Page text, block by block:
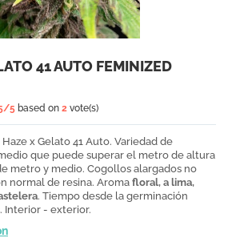
41 AUTO FEMINIZED
/5 based on 2 vote(s)
x Gelato 41 Auto. Variedad de
que puede superar el metro de altura
metro y medio. Cogollos alargados no
normal de resina. Aroma floral, a lima,
. Tiempo desde la germinación
Interior - exterior.